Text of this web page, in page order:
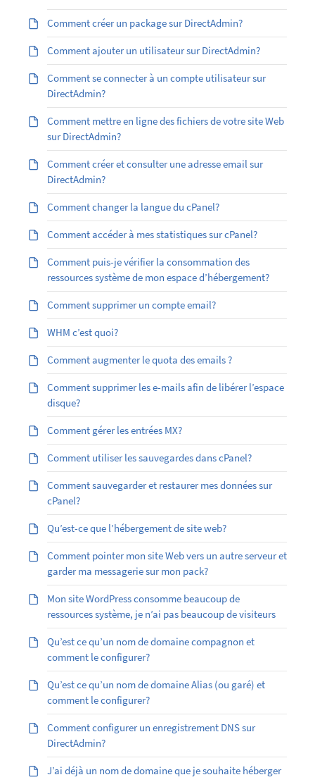
Comment créer un package sur DirectAdmin?
Comment ajouter un utilisateur sur DirectAdmin?
Comment se connecter à un compte utilisateur sur
DirectAdmin?
Comment mettre en ligne des fichiers de votre site Web
sur DirectAdmin?
Comment créer et consulter une adresse email sur
DirectAdmin?
Comment changer la langue du cPanel?
Comment accéder à mes statistiques sur cPanel?
Comment puis-je vérifier la consommation des
ressources système de mon espace d’hébergement?
Comment supprimer un compte email?
WHM c’est quoi?
Comment augmenter le quota des emails ?
Comment supprimer les e-mails afin de libérer l’espace
disque?
Comment gérer les entrées MX?
Comment utiliser les sauvegardes dans cPanel?
Comment sauvegarder et restaurer mes données sur
cPanel?
Qu’est-ce que l’hébergement de site web?
Comment pointer mon site Web vers un autre serveur et
garder ma messagerie sur mon pack?
Mon site WordPress consomme beaucoup de
ressources système, je n’ai pas beaucoup de visiteurs
Qu’est ce qu’un nom de domaine compagnon et
comment le configurer?
Qu’est ­ce qu’un nom de domaine Alias (ou garé) et
comment le configurer?
Comment configurer un enregistrement DNS sur
DirectAdmin?
J’ai déjà un nom de domaine que je souhaite héberger